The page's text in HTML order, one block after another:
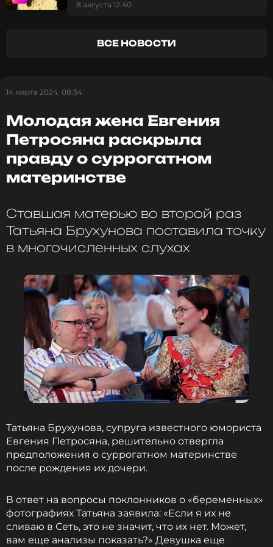
Фото: Legion-Media
Читайте нас в ВКонтакте, чтобы
оставаться в курсе событий
ПОДПИСАТЬСЯ
ССЫЛКА
показала округлившийся
8 августа 12:40
ВСЕ НОВОСТИ
14 марта 2024, 08:34
Молодая жена Евгения
Петросяна раскрыла
правду о суррогатном
материнстве
Ставшая матерью во второй раз
Татьяна Брухунова поставила точку
в многочисленных слухах
Татьяна Брухунова, супруга известного юмориста
Евгения Петросяна, решительно отвергла
предположения о суррогатном материнстве
после рождения их дочери.
В ответ на вопросы поклонников о «беременных»
фотографиях Татьяна заявила: «Если я их не
сливаю в Сеть, это не значит, что их нет. Может,
вам еще анализы показать?» Девушка еще